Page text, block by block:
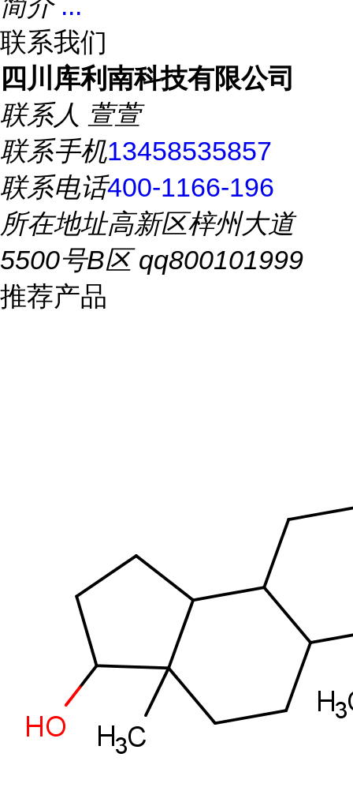
联系我们
四川库利南科技有限公司
联系人 萱萱
联系手机13458535857
联系电话400-1166-196
所在地址高新区梓州大道
5500号B区 qq800101999
推荐产品